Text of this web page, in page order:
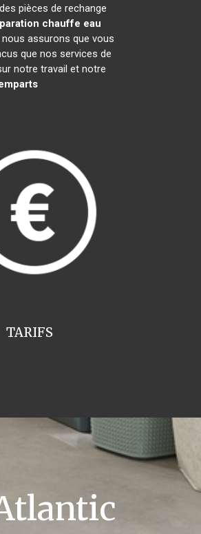
pièces de rechange
chauffe eau
assurons que vous
que nos services de
notre travail et notre
TARIFS